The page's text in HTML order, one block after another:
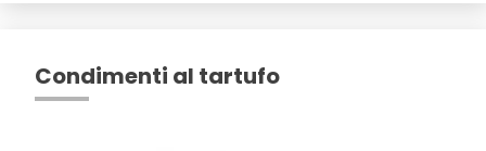
Condimenti al tartufo